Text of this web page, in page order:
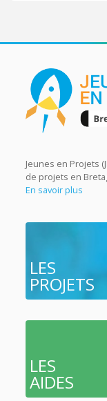
Jeunes en Projets
de projets en
En savoir plus
LES
PROJETS
LES
AIDES